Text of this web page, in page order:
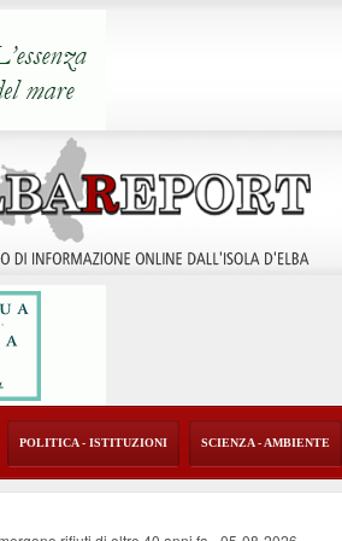
POLITICA - ISTITUZIONI SCIENZA - AMBIENTE